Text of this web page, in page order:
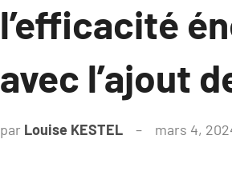
l’efficacité
avec l’ajout
par Louise KESTEL mars 4,